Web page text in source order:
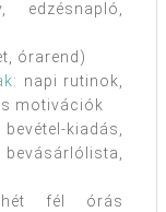
edzésnapló,
órarend)
: napi rutinok,
motivációk
kiadás,
fél órás